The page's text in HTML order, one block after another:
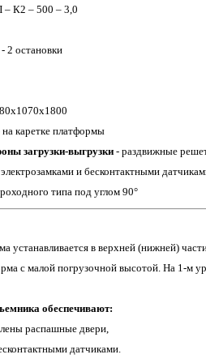
– К2 – 500 – 3,0
- 2 остановки
на каретке платформы
загрузки-выгрузки - раздвижные
и бесконтактными
типа под углом 90°
устанавливается в верхней (нижней)
с малой погрузочной высотой. На 1-м
обеспечивают:
распашные двери,
датчиками.